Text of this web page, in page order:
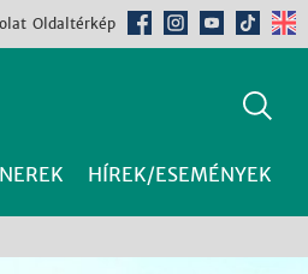
Oldaltérkép
HÍREK/ESEMÉNYEK